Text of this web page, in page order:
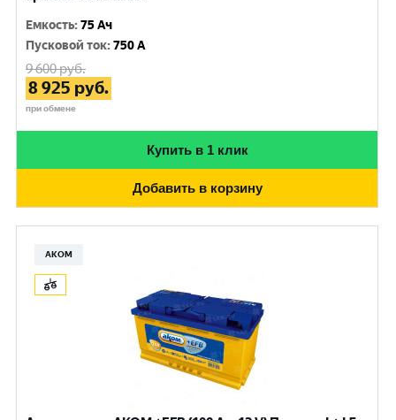
Емкость:75 Ач
Пусковой ток:750 A
9 600руб.
8 925 руб.
при обмене
Купить в 1 клик
Добавить в корзину
АКОМ